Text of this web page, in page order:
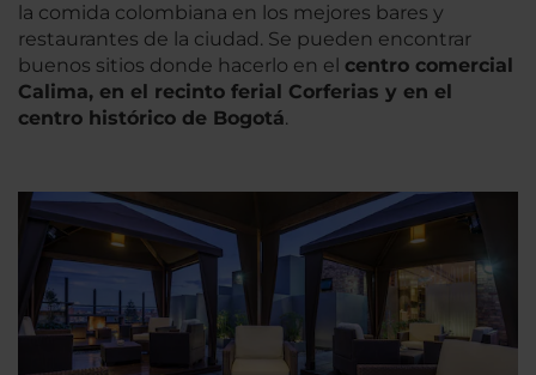
la comida colombiana en los mejores bares y
restaurantes de la ciudad. Se pueden encontrar
buenos sitios donde hacerlo en el centro comercial
Calima, en el recinto ferial Corferias y en el
centro histórico de Bogotá.